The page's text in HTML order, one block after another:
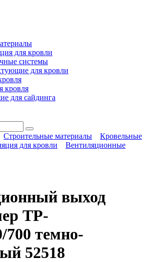
для кровли
системы
для кровли
кровля
для сайдинга
Строительные материалы
Кровельные
для кровли
Вентиляционные
выход
TP-
700 темно-
52518